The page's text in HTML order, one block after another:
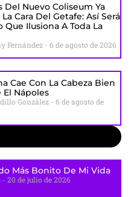
Del Nuevo Coliseum Ya
Cara Del Getafe: Así Será
Que Ilusiona A Toda La
Fernández 6 de agosto de 2026
Cae Con La Cabeza Bien
Nápoles
González
6 de agosto de
Más Bonito De Mi Vida
20 de julio de 2026